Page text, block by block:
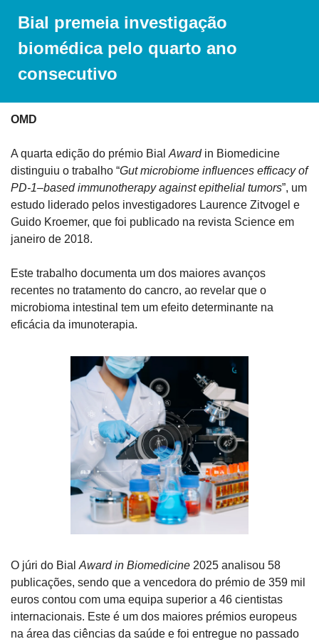
Bial premeia investigação
biomédica pelo quarto ano
consecutivo
OMD
A quarta edição do prémio Bial Award in Biomedicine
distinguiu o trabalho “Gut microbiome influences efficacy of
PD-1–based immunotherapy against epithelial tumors”, um
estudo liderado pelos investigadores Laurence Zitvogel e
Guido Kroemer, que foi publicado na revista Science em
janeiro de 2018.
Este trabalho documenta um dos maiores avanços
recentes no tratamento do cancro, ao revelar que o
microbioma intestinal tem um efeito determinante na
eficácia da imunoterapia.
O júri do Bial Award in Biomedicine 2025 analisou 58
publicações, sendo que a vencedora do prémio de 359 mil
euros contou com uma equipa superior a 46 cientistas
internacionais. Este é um dos maiores prémios europeus
na área das ciências da saúde e foi entregue no passado